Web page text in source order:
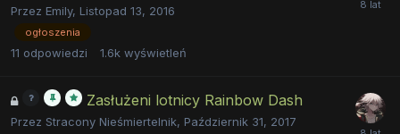
Przez Emily, Listopad 13, 2016
ogłoszenia
11 odpowiedzi 1.6k wyświetleń
Zasłużeni lotnicy Rainbow Dash
Przez Stracony Nieśmiertelnik, Październik 31, 2017